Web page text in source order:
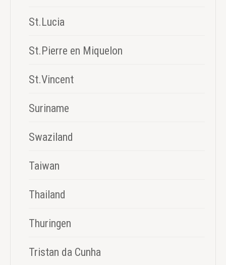
St.Lucia
St.Pierre en Miquelon
St.Vincent
Suriname
Swaziland
Taiwan
Thailand
Thuringen
Tristan da Cunha